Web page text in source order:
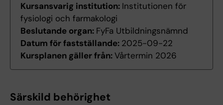
Kursansvarig institution: Institutionen för
fysiologi och farmakologi
Beslutande organ: FyFa Utbildningsnämnd
Datum för fastställande: 2025-09-22
Kursplanen gäller från:Vårtermin 2026
Särskild behörighet